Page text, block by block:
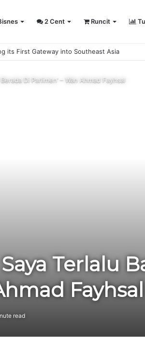
2 Cent Runcit
2026
Di Parlimen’ – Wan Ahmad Fayhsal
Terlalu
Fayhsal
read